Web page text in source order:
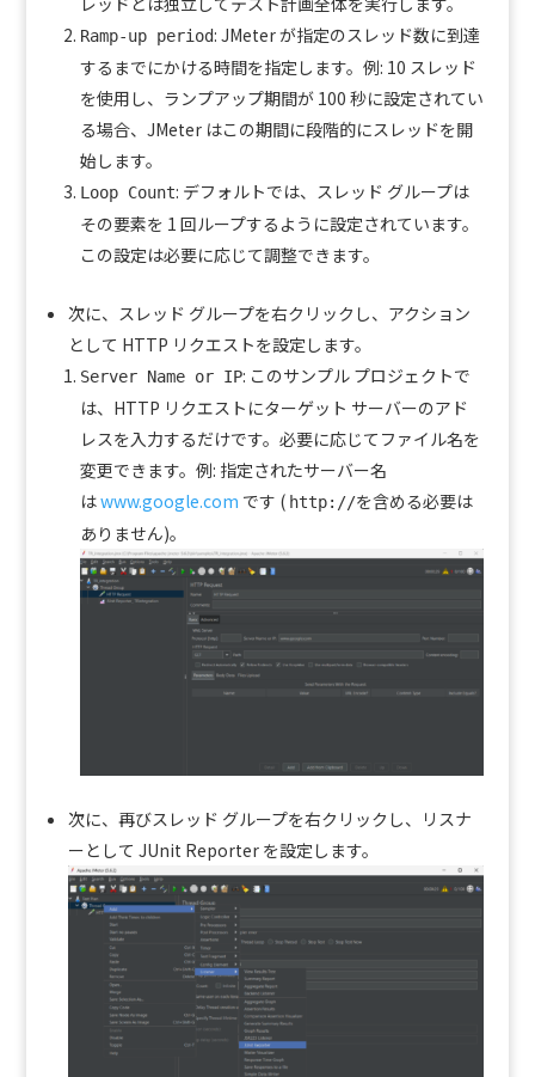
Ramp-up period: JMeter が指定のスレッド数に到達
するまでにかける時間を指定します。例: 10 スレッド
を使用し、ランプアップ期間が 100 秒に設定されてい
る場合、JMeter はこの期間に段階的にスレッドを開
始します。
Loop Count: デフォルトでは、スレッド グループは
その要素を 1 回ループするように設定されています。
この設定は必要に応じて調整できます。
次に、スレッド グループを右クリックし、アクション
として HTTP リクエストを設定します。
Server Name or IP: このサンプル プロジェクトで
は、HTTP リクエストにターゲット サーバーのアド
レスを入力するだけです。必要に応じてファイル名を
変更できます。例: 指定されたサーバー名
はwww.google.com です ( http://を含める必要は
ありません)。
次に、再びスレッド グループを右クリックし、リスナ
ーとして JUnit Reporter を設定します。